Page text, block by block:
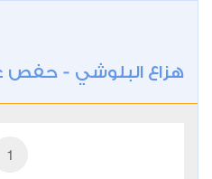
هزاع البلوشي -
1